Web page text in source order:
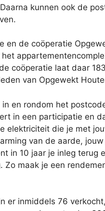
kunnen ook de
coöperatie laat daar
van Opgewekt
in een participatie en
elektriciteit die je met
van de aarde,
in 10 jaar je inleg terug
Zo maak je een